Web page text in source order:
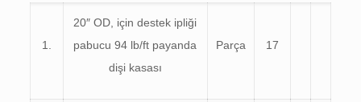
1.
20″ OD, için destek ipliği
pabucu 94 lb/ft payanda
dişi kasası
Parça 17